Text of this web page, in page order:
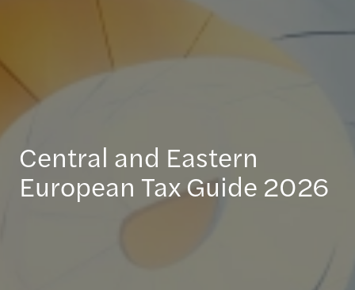
Central and Eastern
European Tax Guide 2026